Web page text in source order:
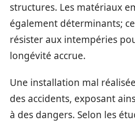
structures. Les matériaux
également déterminants;
résister aux intempéries
longévité accrue.
Une installation mal
des accidents, exposant
à des dangers. Selon les